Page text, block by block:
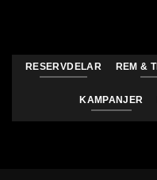
RESERVDELAR REM &
KAMPANJER